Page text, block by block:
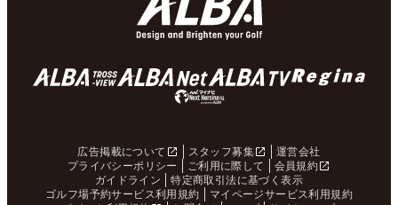
広告掲載について スタッフ募集
運営会社
プライバシーポリシー
ご利用に際して
会員規約
ガイドライン
特定商取引法に基づく表示
ゴルフ場予約サービス利用規約
マイページサービス利用規約